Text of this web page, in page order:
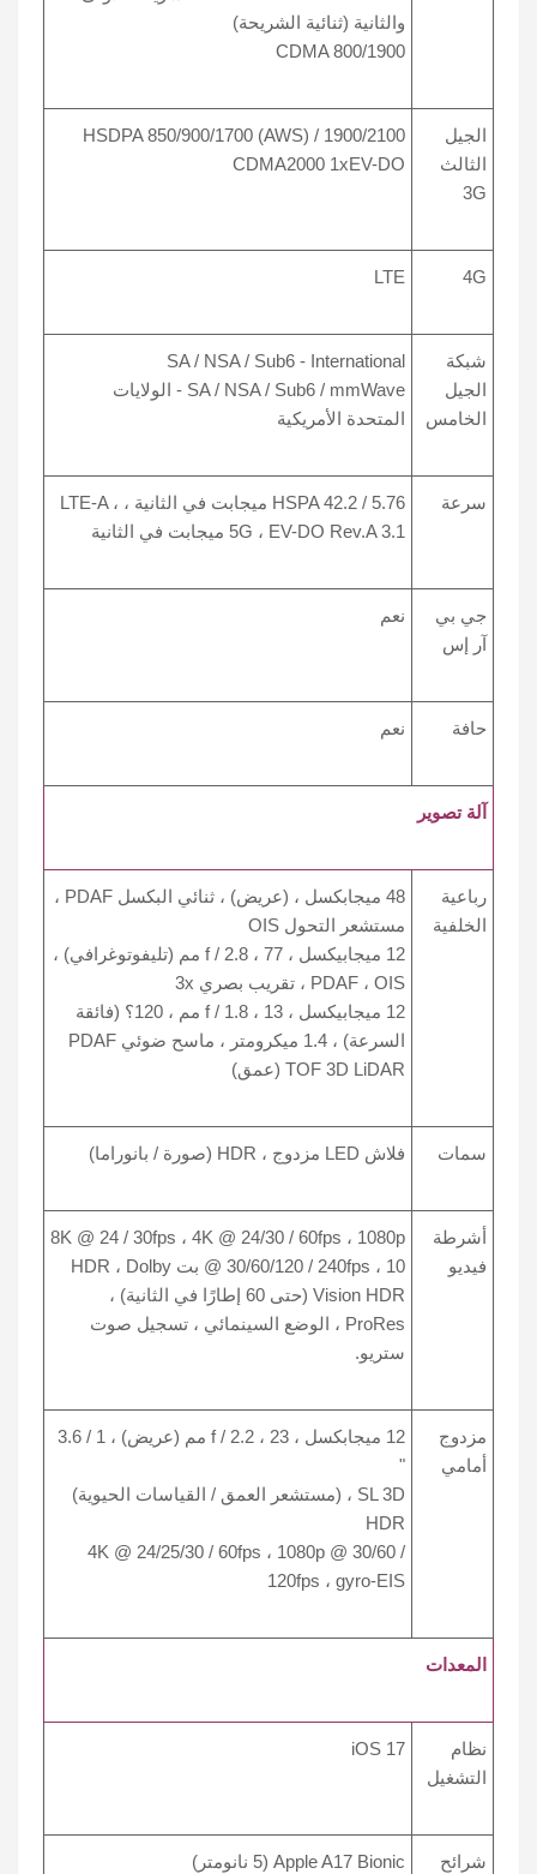
والثانية (ثنائية الشريحة)
CDMA 800/1900
الجيل
الثالث
3G
HSDPA 850/900/1700 (AWS) / 1900/2100
CDMA2000 1xEV-DO
4G
LTE
شبكة
الجيل
الخامس
SA / NSA / Sub6 - International
SA / NSA / Sub6 / mmWave - الولايات
المتحدة الأمريكية
سرعة
HSPA 42.2 / 5.76 ميجابت في الثانية ، LTE-A ،
5G ، EV-DO Rev.A 3.1 ميجابت في الثانية
جي بي
آر إس
نعم
حافة نعم
آلة تصوير
رباعية
الخلفية
48 ميجابكسل ، (عريض) ، ثنائي البكسل PDAF ،
مستشعر التحول OIS
12 ميجابيكسل ، f / 2.8 ، 77 مم (تليفوتوغرافي) ،
PDAF ، OIS ، تقريب بصري 3x
12 ميجابيكسل ، f / 1.8 ، 13 مم ، 120؟ (فائقة
السرعة) ، 1.4 ميكرومتر ، ماسح ضوئي PDAF
TOF 3D LiDAR (عمق)
سمات فلاش LED مزدوج ، HDR (صورة / بانوراما)
أشرطة
فيديو
8K @ 24 / 30fps ، 4K @ 24/30 / 60fps ، 1080p
@ 30/60/120 / 240fps ، 10 بت HDR ، Dolby
Vision HDR (حتى 60 إطارًا في الثانية) ،
ProRes ، الوضع السينمائي ، تسجيل صوت
ستريو.
مزدوج
أمامي
12 ميجابكسل ، f / 2.2 ، 23 مم (عريض) ، 1 / 3.6
"
SL 3D ، (مستشعر العمق / القياسات الحيوية)
HDR
4K @ 24/25/30 / 60fps ، 1080p @ 30/60 /
120fps ، gyro-EIS
المعدات
نظام
التشغيل
iOS 17
شرائح Apple A17 Bionic (5 نانومتر)